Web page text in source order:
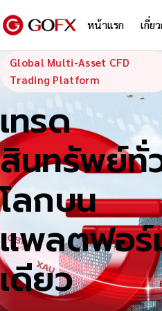
หน้าแรก เกี่ย
GoFX
Global Multi-Asset CFD
Trading Platform
เทรด
สินทรัพย์ทั่
โลกบน
แพลตฟอร์
เดียว